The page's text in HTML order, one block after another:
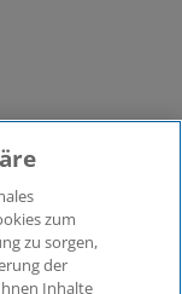
mbH,
zum
zu sorgen,
der
Inhalte